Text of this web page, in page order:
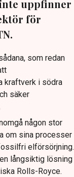
uppfinner
för
som redan
kraftverk i södra
säker
någon stor
om sina processer
elförsörjning.
långsiktig lösning
Rolls-Royce.